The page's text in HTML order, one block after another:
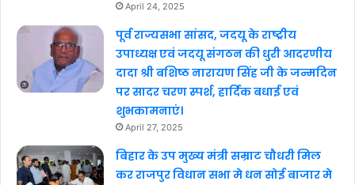
April 24, 2025
पूर्व राज्यसभा सांसद, जदयू के राष्ट्रीय
उपाध्यक्ष एवं जदयू संगठन की धुरी आदरणीय
दादा श्री बशिष्ठ नारायण सिंह जी के जन्मदिन
पर सादर चरण स्पर्श, हार्दिक बधाई एवं
शुभकामनाएं।
April 27, 2025
बिहार के उप मुख्य मंत्री सम्राट चौधरी मिल
कर राजपुर विधान सभा मे धन सोई बाजार मे